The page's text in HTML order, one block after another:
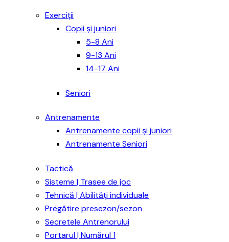
Exerciții
Copii și juniori
5-8 Ani
9-13 Ani
14-17 Ani
Seniori
Antrenamente
Antrenamente copii și juniori
Antrenamente Seniori
Tactică
Sisteme | Trasee de joc
Tehnică | Abilități individuale
Pregătire presezon/sezon
Secretele Antrenorului
Portarul | Numărul 1